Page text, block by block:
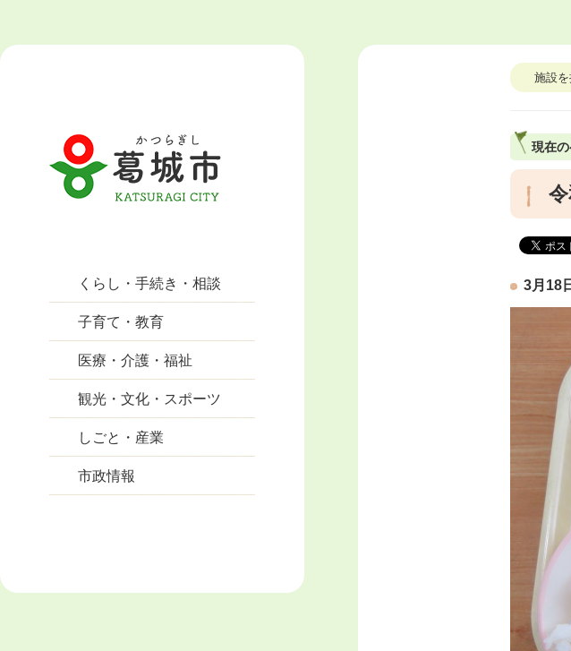
くらし・手続き・相談
子育て・教育
医療・介護・福祉
観光・文化・スポーツ
しごと・産業
市政情報
施設
現在
3月18